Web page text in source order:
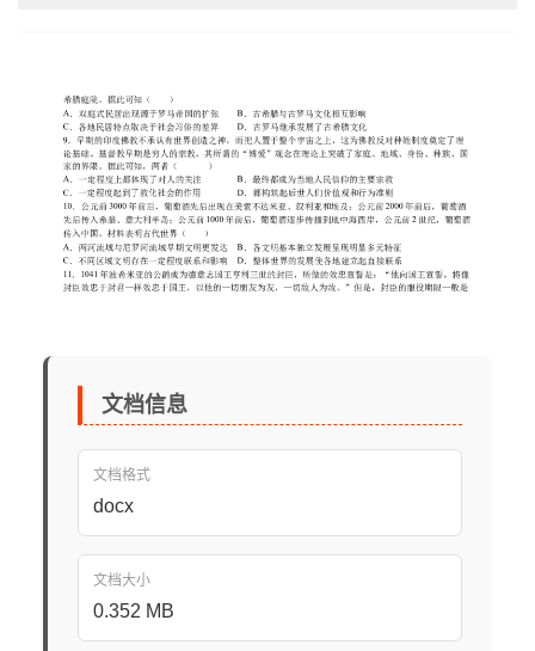
文档信息
文档格式
docx
文档大小
0.352 MB